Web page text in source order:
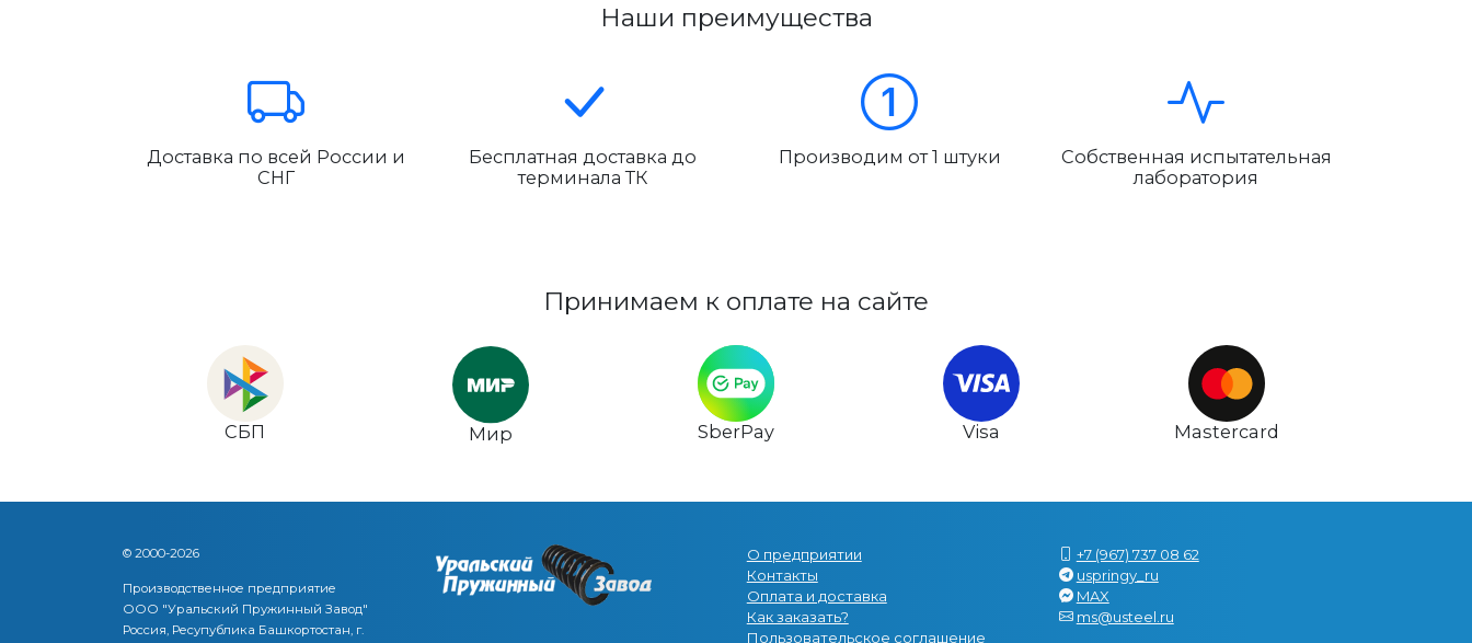
Наши преимущества
Доставка по всей России и
СНГ
Бесплатная доставка до
терминала ТК
Производим от 1 штуки
Собственная испытательная
лаборатория
Принимаем к оплате на сайте
СБП Мир SberPay Visa Mastercard
© 2000-2026
Производственное предприятие
ООО "Уральский Пружинный Завод"
Россия, Ресупублика Башкортостан, г.
О предприятии
Контакты
Оплата и доставка
Как заказать?
Пользовательское соглашение
+7 (967) 737 08 62
uspringy_ru
MAX
ms@usteel.ru